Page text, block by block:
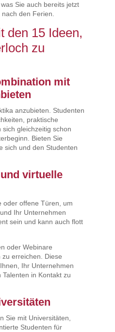
Sie auch bereits jetzt
den Ferien.
den 15 Ideen,
zu
mit
anzubieten. Studenten
praktische
gleichzeitig schon
Bieten Sie
sich und den Studenten
virtuelle
oder offene Türen, um
Ihr Unternehmen
sein und kann auch flott
oder Webinare
erreichen. Diese
Ihr Unternehmen
in Kontakt zu
Sie mit Universitäten,
Studenten für